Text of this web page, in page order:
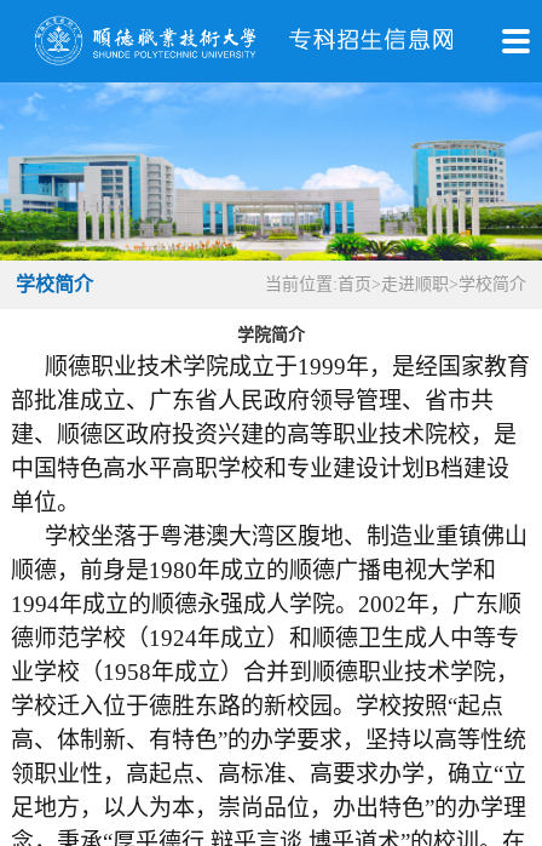
学校简介 当前位置:首页 >走进顺职>学校简介
学院简介
顺德职业技术学院成立于1999年，是经国家教育
部批准成立、广东省人民政府领导管理、省市共
建、顺德区政府投资兴建的高等职业技术院校，是
中国特色高水平高职学校和专业建设计划B档建设
单位。
学校坐落于粤港澳大湾区腹地、制造业重镇佛山
顺德，前身是1980年成立的顺德广播电视大学和
1994年成立的顺德永强成人学院。2002年，广东顺
德师范学校（1924年成立）和顺德卫生成人中等专
业学校（1958年成立）合并到顺德职业技术学院，
学校迁入位于德胜东路的新校园。学校按照“起点
高、体制新、有特色”的办学要求，坚持以高等性统
领职业性，高起点、高标准、高要求办学，确立“立
足地方，以人为本，崇尚品位，办出特色”的办学理